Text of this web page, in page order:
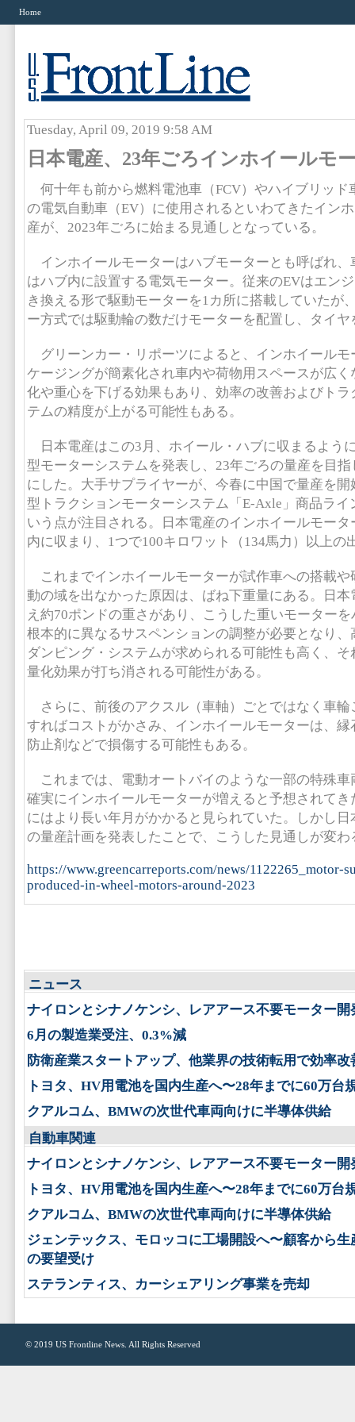
Home
Tuesday, April 09, 2019 9:58 AM
日本電産、23年ごろインホイールモ
何十年も前から燃料電池車（FCV）やハイブリッド
の電気自動車（EV）に使用されるといわてきたイン
産が、2023年ごろに始まる見通しとなっている。
インホイールモーターはハブモーターとも呼ばれ、
はハブ内に設置する電気モーター。従来のEVはエン
き換える形で駆動モーターを1カ所に搭載していたが
ー方式では駆動輪の数だけモーターを配置し、タイ
グリーンカー・リポーツによると、インホイールモ
ケージングが簡素化され車内や荷物用スペースが広
化や重心を下げる効果もあり、効率の改善およびト
テムの精度が上がる可能性もある。
日本電産はこの3月、ホイール・ハブに収まるよう
型モーターシステムを発表し、23年ごろの量産を目
にした。大手サプライヤーが、今春に中国で量産を
型トラクションモーターシステム「E-Axle」商品ラ
いう点が注目される。日本電産のインホイールモー
内に収まり、1つで100キロワット（134馬力）以上の
これまでインホイールモーターが試作車への搭載や
動の域を出なかった原因は、ばね下重量にある。日
え約70ポンドの重さがあり、こうした重いモーター
根本的に異なるサスペンションの調整が必要となり
ダンピング・システムが求められる可能性も高く、
量化効果が打ち消される可能性がある。
さらに、前後のアクスル（車軸）ごとではなく車輪
すればコストがかさみ、インホイールモーターは、
防止剤などで損傷する可能性もある。
これまでは、電動オートバイのような一部の特殊車
確実にインホイールモーターが増えると予想されて
にはより長い年月がかかると見られていた。しかし
の量産計画を発表したことで、こうした見通しが変
https://www.greencarreports.com/news/1122265_motor-
produced-in-wheel-motors-around-2023
ニュース
ナイロンとシナノケンシ、レアアース不要モーター開
6月の製造業受注、0.3%減
防衛産業スタートアップ、他業界の技術転用で効率改
トヨタ、HV用電池を国内生産へ〜28年までに60万台
クアルコム、BMWの次世代車両向けに半導体供給
自動車関連
ナイロンとシナノケンシ、レアアース不要モーター開
トヨタ、HV用電池を国内生産へ〜28年までに60万台
クアルコム、BMWの次世代車両向けに半導体供給
ジェンテックス、モロッコに工場開設へ〜顧客から生
の要望受け
ステランティス、カーシェアリング事業を売却
© 2019 US Frontline News . All Rights Reserved